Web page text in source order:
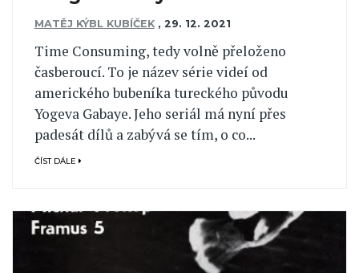
MATĚJ KÝBL KUBÍČEK , 29. 12. 2021
Time Consuming, tedy volně přeloženo
časberoucí. To je název série videí od
amerického bubeníka tureckého původu
Yogeva Gabaye. Jeho seriál má nyní přes
padesát dílů a zabývá se tím, o co...
ČÍST DÁLE